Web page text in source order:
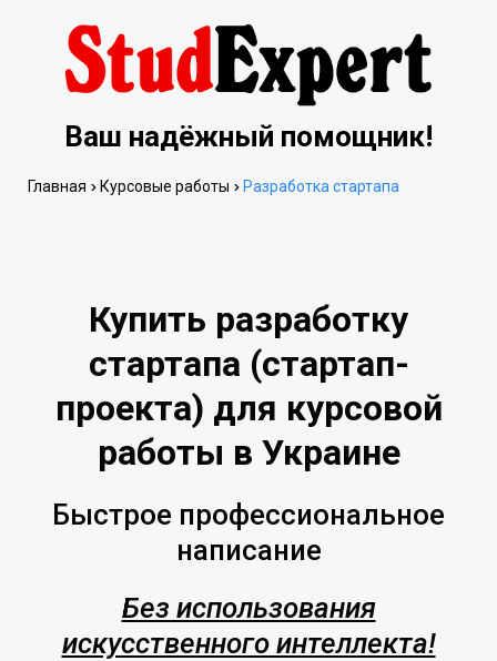
Ваш надёжный помощник!
Купить разработку
стартапа (стартап-
проекта) для курсовой
работы в Украине
Быстрое профессиональное
написание
Без использования
искусственного интеллекта!
Главная Курсовые работы Разработка стартапа